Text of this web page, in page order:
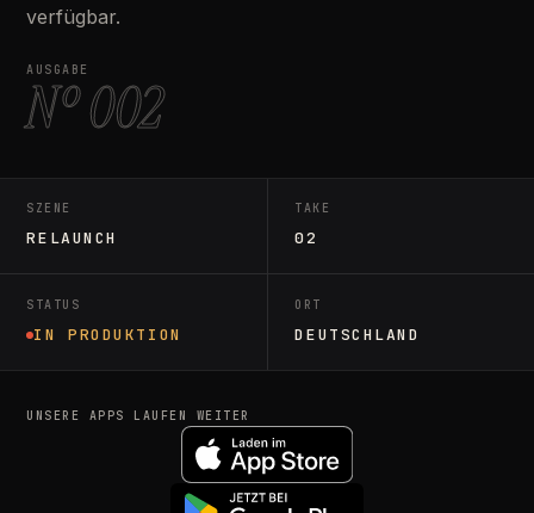
verfügbar.
AUSGABE
Nº 002
SZENE
RELAUNCH
TAKE
02
STATUS
IN PRODUKTION
ORT
DEUTSCHLAND
UNSERE APPS LAUFEN WEITER